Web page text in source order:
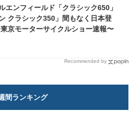
エンフィールド「クラシック650」
日本登
京モーターサイクルショー速報〜
Recommended by
間ランキング